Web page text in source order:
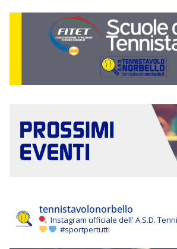
tennistavolonorbello
Instagram ufficiale dell' A.S.D.
#sportpertutti